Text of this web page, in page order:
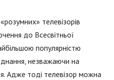
телевізорів
до Всесвітньої
популярністю
незважаючи на
Адже тоді телевізор можна